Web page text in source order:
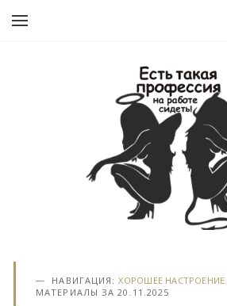
НАВИГАЦИЯ:ХОРОШЕЕ НАСТРОЕНИЕ.
МАТЕРИАЛЫ ЗА 20.11.2025